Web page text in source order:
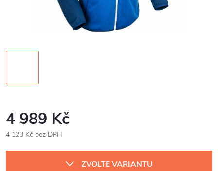
4 989 Kč
4 123 Kč bez DPH
cena:
ZVOLTE VARIANTU